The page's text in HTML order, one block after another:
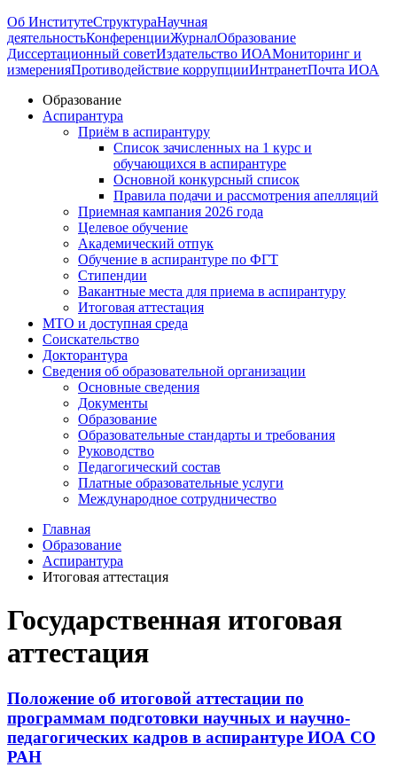
Об ИнститутеСтруктураНаучная
деятельностьКонференцииЖурналОбразование
Диссертационный советИздательство ИОАМониторинг и
измеренияПротиводействие коррупцииИнтранетПочта ИОА
Образование
Аспирантура
Приём в аспирантуру
Список зачисленных на 1 курс и
обучающихся в аспирантуре
Основной конкурсный список
Правила подачи и рассмотрения апелляций
Приемная кампания 2026 года
Целевое обучение
Академический отпук
Обучение в аспирантуре по ФГТ
Стипендии
Вакантные места для приема в аспирантуру
Итоговая аттестация
МТО и доступная среда
Соискательство
Докторантура
Сведения об образовательной организации
Основные сведения
Документы
Образование
Образовательные стандарты и требования
Руководство
Педагогический состав
Платные образовательные услуги
Международное сотрудничество
Главная
Образование
Аспирантура
Итоговая аттестация
Государственная итоговая
аттестация
Положение об итоговой аттестации по
программам подготовки научных и научно-
педагогических кадров в аспирантуре ИОА СО
РАН